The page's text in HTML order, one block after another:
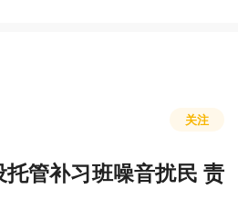
关注
管补习班噪音扰民 责